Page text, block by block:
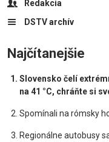
Redakcia
DSTV archív
Najčítanejšie
Slovensko čelí
na 41 °C, chráňte si
Spomínali na rómsky
Regionálne autobusy